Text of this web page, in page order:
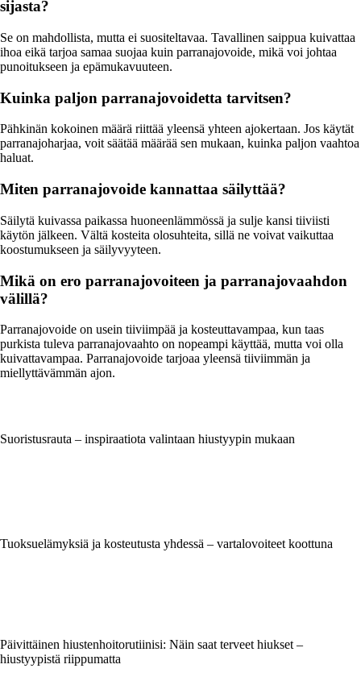
sijasta?
Se on mahdollista, mutta ei suositeltavaa. Tavallinen saippua kuivattaa
ihoa eikä tarjoa samaa suojaa kuin parranajovoide, mikä voi johtaa
punoitukseen ja epämukavuuteen.
Kuinka paljon parranajovoidetta tarvitsen?
Pähkinän kokoinen määrä riittää yleensä yhteen ajokertaan. Jos käytät
parranajoharjaa, voit säätää määrää sen mukaan, kuinka paljon vaahtoa
haluat.
Miten parranajovoide kannattaa säilyttää?
Säilytä kuivassa paikassa huoneenlämmössä ja sulje kansi tiiviisti
käytön jälkeen. Vältä kosteita olosuhteita, sillä ne voivat vaikuttaa
koostumukseen ja säilyvyyteen.
Mikä on ero parranajovoiteen ja parranajovaahdon
välillä?
Parranajovoide on usein tiiviimpää ja kosteuttavampaa, kun taas
purkista tuleva parranajovaahto on nopeampi käyttää, mutta voi olla
kuivattavampaa. Parranajovoide tarjoaa yleensä tiiviimmän ja
miellyttävämmän ajon.
Suoristusrauta – inspiraatiota valintaan hiustyypin mukaan
Tuoksuelämyksiä ja kosteutusta yhdessä – vartalovoiteet koottuna
Päivittäinen hiustenhoitorutiinisi: Näin saat terveet hiukset –
hiustyypistä riippumatta